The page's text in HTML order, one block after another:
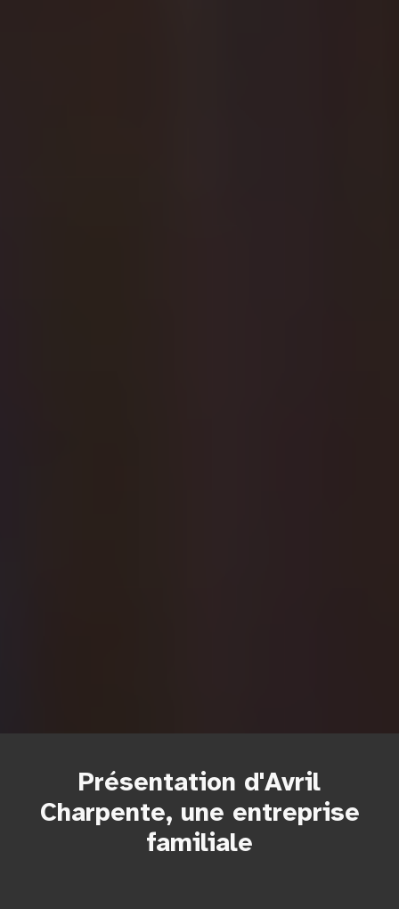
Présentation d'Avril
Charpente, une entreprise
familiale